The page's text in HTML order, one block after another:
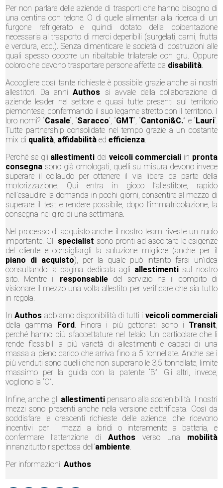
Per non parlare delle aziende di trasporti che hanno bisogno di
una centina con telone. O di quelle alimentari alla ricerca di un
furgone refrigerato e quindi dotato della coibentazione
necessaria al trasporto di merci deperibili (surgelati, carni, frutta
e verdura, ecc.). Senza dimenticare le società di costruzioni alle
quali spesso occorre un ribaltabile trilaterale con gru. Oppure
coloro che devono trasportare persone affette da disabilità.
Accogliere così tante richieste è possibile grazie anche ai nostri
allestitori. Da anniAuthos si avvale della collaborazione di
aziende leader nel settore e quasi tutte presenti sul territorio
piemontese, confermando il suo legame stretto con il territorio. I
loro nomi? “Casale“, “Saracco“, “GMT“, “Cantoni&C.” e “Lauri“.
Tutte partnership consolidate nel tempo grazie a un costante
mix di qualità, affidabilità edefficienza.
Perché se gli allestimenti dei veicoli commerciali in pronta
consegna sono già omologati, quelli su misura devono invece
superare il collaudo per ottenere il via libera da parte della
motorizzazione. Qui entra in gioco l’allestitore, rapido
nell’esaudire la domanda in pochi giorni, consentire al mezzo di
superare il test e rendere possibile, dopo l’immatricolazione, la
consegna nel giro di una settimana.
Nel processo di acquisto anche il nostro team riveste un ruolo
importante. Gli specialist sono pronti ad ascoltare le esigenze
del cliente e consigliargli la soluzione migliore (anche per il
piano di acquisto), per la quale può intanto farsi un’idea
consultando la pagina dedicata agli allestimentisul nostro
sito. Mentre il responsabile del servizio ha il compito di
visionare il mezzo una volta allestito per verificare che sia tutto
in regola.
InAuthos abbiamo disponibilità di tutti i veicoli commerciali
della gamma Ford. Finora i più gettonati sono i Transit,
perché hanno più sfaccettature nel telaio. Un particolare che li
rende flessibili a più varietà di allestimenti e capaci di una
massa a pieno carico che arriva fino a 5 tonnellate. Anche se i
più venduti sono quelli che non superano le 3,5 tonnellate, limite
massimo per la guida con la patente “B”. Gli altri, invece,
vogliono la “C”.
Infine, anche gli allestimentipensano alla sostenibilità. I nostri
mezzi sono presenti anche nella versione elettrificata. Così da
soddisfare le crescenti richieste delle aziende, che ricevono
incentivi per i mezzi a ibridi o interamente a batteria, e
confermare l’attenzione di Authos verso una mobilità
innanzitutto rispettosa dell’ambiente.
Per informazioni:Authos